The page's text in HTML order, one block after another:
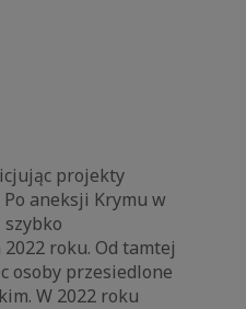
projekty
aneksji Krymu w
roku. Od tamtej
osoby przesiedlone
W 2022 roku